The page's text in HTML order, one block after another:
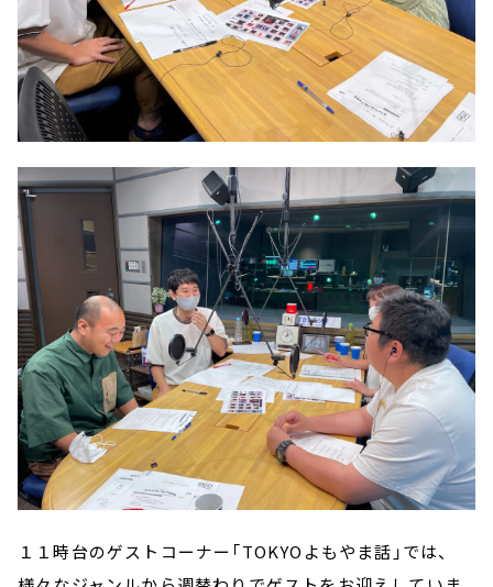
１１時台のゲストコーナー「TOKYOよもやま話」では、